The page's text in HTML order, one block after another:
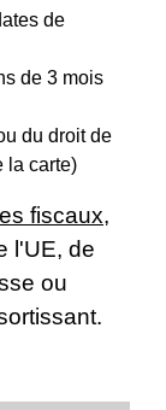
de
de 3 mois
du droit de
la carte)
fiscaux,
l'UE, de
ou